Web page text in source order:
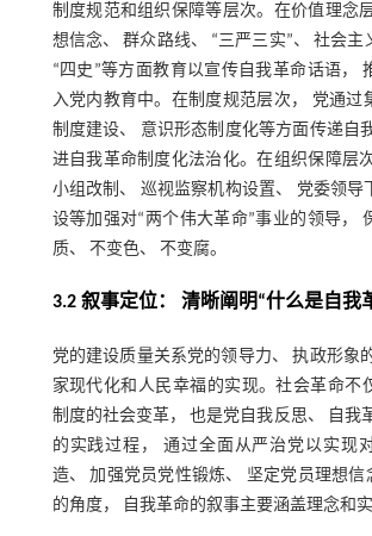
制度规范和组织保障等层次。在价值理念
想信念、 群众路线、 “三严三实”、 社会主
“四史”等方面教育以宣传自我革命话语，
入党内教育中。在制度规范层次， 党通过
制度建设、 意识形态制度化等方面传递自
进自我革命制度化法治化。在组织保障层
小组改制、 巡视监察机构设置、 党委领导
设等加强对“两个伟大革命”事业的领导，
质、 不变色、 不变腐。
3.2 叙事定位： 清晰阐明“什么是自我
党的建设质量关系党的领导力、 执政形象
家现代化和人民幸福的实现。社会革命不
制度的社会变革， 也是党自我反思、 自我
的实践过程， 通过全面从严治党以实现
造、 加强党员党性锻炼、 坚定党员理想信
的角度， 自我革命的叙事主要涵盖理念和实